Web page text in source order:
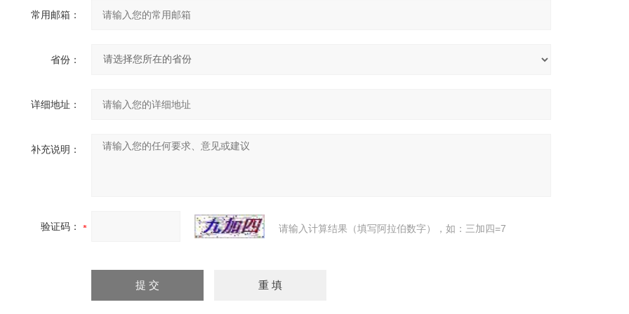
常用邮箱：
省份：
详细地址：
补充说明：
验证码： 请输入计算结果（填写阿拉伯数字），如：三加四=7